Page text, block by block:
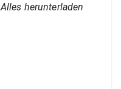
Alles herunterladen